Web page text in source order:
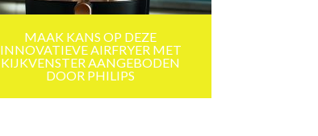
MAAK KANS OP DEZE
INNOVATIEVE AIRFRYER MET
KIJKVENSTER AANGEBODEN
DOOR PHILIPS